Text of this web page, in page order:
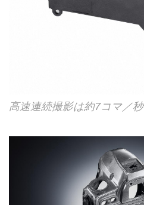
高速連続撮影は約7コマ／秒